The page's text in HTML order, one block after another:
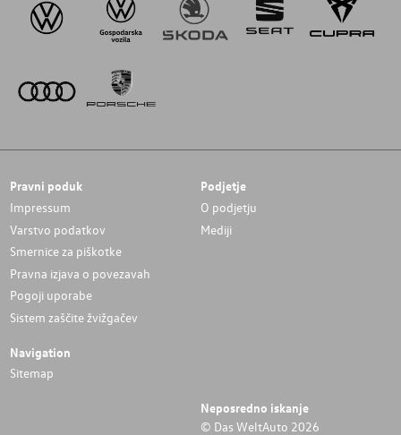
Pravni poduk
Impressum
Varstvo podatkov
Smernice za piškotke
Pravna izjava o povezavah
Pogoji uporabe
Sistem zaščite žvižgačev
Podjetje
O podjetju
Mediji
Navigation
Sitemap
Neposredno iskanje
© Das WeltAuto 2026